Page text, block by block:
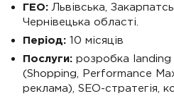
ГЕО: Львівська,
Чернівецька області.
Період: 10 місяців
Послуги: розробка
(Shopping, Performance
реклама), SEO-стратегія,